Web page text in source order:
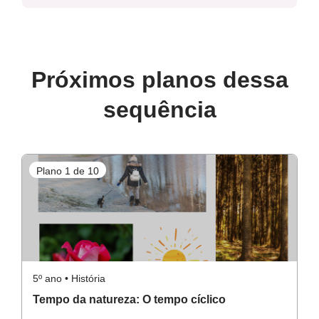
Próximos planos dessa
sequência
Plano 1 de 10
5º ano • História
Tempo da natureza: O tempo cíclico